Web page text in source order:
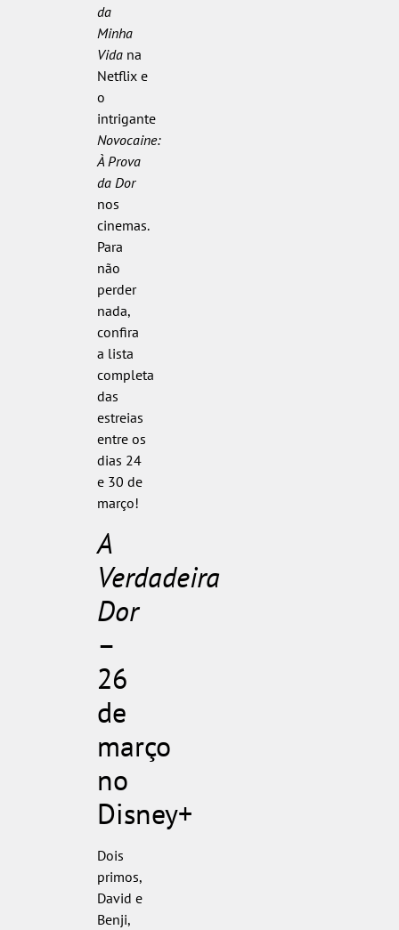
da
Minha
Vidana
Netflix e
o
intrigante
Novocaine:
À Prova
da Dor
nos
cinemas.
Para
não
perder
nada,
confira
a lista
completa
das
estreias
entre os
dias 24
e 30 de
março!
A
Verdadeira
Dor
–
26
de
março
no
Disney+
Dois
primos,
David e
Benji,